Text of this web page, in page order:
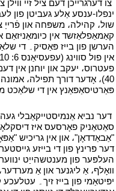
צו דערגרייכן דעם ציל זיי
ינפלו-ענסע אַלע געביטן פון
שול، קהילה، משפּחה און פֿרייַ
קאַמאַפלאַזשד אין כיומאַניזאַם
הערשן פון בייז פּאַסיק۔ די
40)، אָדער דורך תפילה،
פּאַרטיסאַפּאַנץ אין די שלאַכט
דער נביא אַנמיסטייקאַבלי
סאַטאַניק פאָרסעס איז
"אַבאַדדאָן"، און אין גריכיש
דער פּרינץ פון די בייזע
העלפּער פון מענטשהייַט
וואָלף، אַ ליגנער און אַ
יפּיטאַמי פון בייז זיך۔